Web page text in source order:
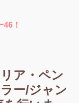
！
ア・ペン
ー/ジャン